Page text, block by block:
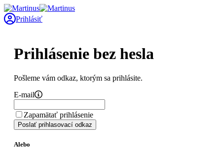
Prihlásiť
Prihlásenie bez hesla
Pošleme vám odkaz, ktorým sa prihlásite.
E-mail
Zapamätať prihlásenie
Poslať prihlasovací odkaz
Alebo